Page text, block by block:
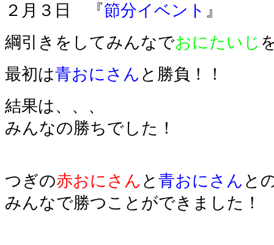
２月３日 『節分イベント 』
綱引きをしてみんなでおにたいじ
最初は青おにさん と勝負！！
結果は、、、
みんなの勝ちでした！
つぎの赤おにさん と 青おにさん と
みんなで勝つことができました！